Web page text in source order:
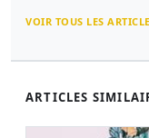
VOIR TOUS LES
ARTICLES